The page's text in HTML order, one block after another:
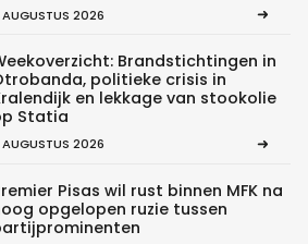
2026
Brandstichtingen in
politieke crisis in
en lekkage van stookolie
Statia
2026
Pisas wil rust binnen MFK na
opgelopen ruzie tussen